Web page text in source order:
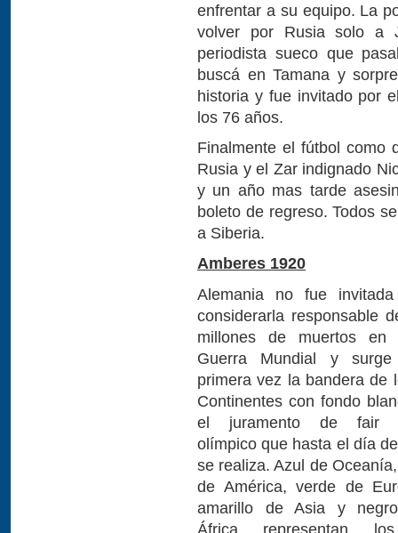
enfrentar a su equipo. La
volver por Rusia solo a
periodista sueco que
buscá en Tamana y
historia y fue invitado por
los 76 años.
Finalmente el fútbol como
Rusia y el Zar indignado
y un año mas tarde
boleto de regreso. Todos
a Siberia.
Amberes 1920
Alemania no fue
considerarla responsable
millones de muertos
Guerra Mundial y
primera vez la bandera de
Continentes con fondo
el juramento de fair
olímpico que hasta el día
se realiza. Azul de
de América, verde de
amarillo de Asia y
África representan